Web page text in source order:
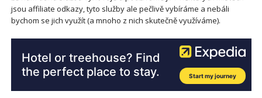
jsou affiliate odkazy, tyto služby ale pečlivě vybíráme a nebáli
bychom se jich využít (a mnoho z nich skutečně využíváme).